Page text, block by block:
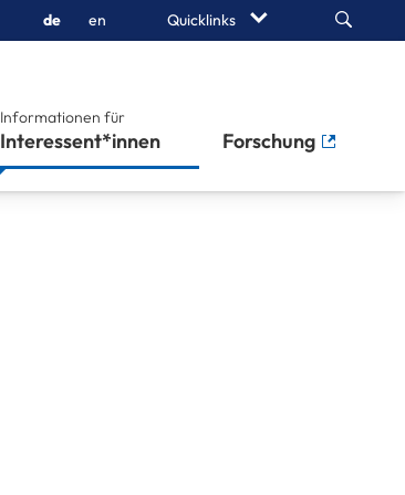
de en Quicklinks Search
Informationen für
Interessent*innen Forschung